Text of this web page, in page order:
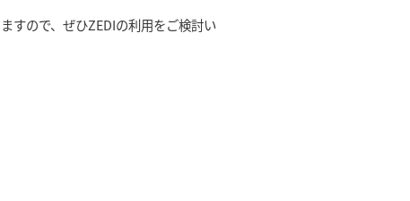
すので、ぜひZEDIの利用をご検討い